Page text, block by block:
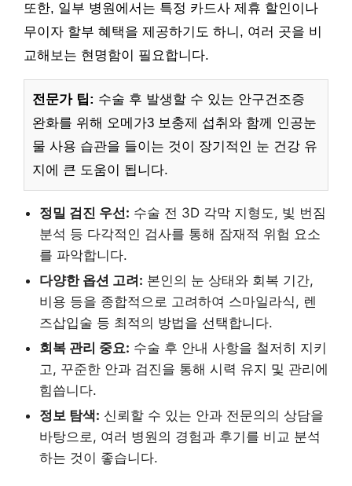
또한, 일부 병원에서는 특정 카드사 제휴 할인이나
무이자 할부 혜택을 제공하기도 하니, 여러 곳을 비
교해보는 현명함이 필요합니다.
전문가 팁: 수술 후 발생할 수 있는 안구건조증
완화를 위해 오메가3 보충제 섭취와 함께 인공눈
물 사용 습관을 들이는 것이 장기적인 눈 건강 유
지에 큰 도움이 됩니다.
정밀 검진 우선: 수술 전 3D 각막 지형도, 빛 번짐
분석 등 다각적인 검사를 통해 잠재적 위험 요소
를 파악합니다.
다양한 옵션 고려: 본인의 눈 상태와 회복 기간,
비용 등을 종합적으로 고려하여 스마일라식, 렌
즈삽입술 등 최적의 방법을 선택합니다.
회복 관리 중요: 수술 후 안내 사항을 철저히 지키
고, 꾸준한 안과 검진을 통해 시력 유지 및 관리에
힘씁니다.
정보 탐색: 신뢰할 수 있는 안과 전문의의 상담을
바탕으로, 여러 병원의 경험과 후기를 비교 분석
하는 것이 좋습니다.